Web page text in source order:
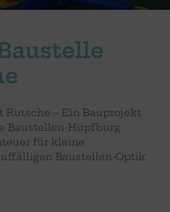
– Ein Bauprojekt
Baustellen-Hüpfburg
für kleine
Baustellen-Optik